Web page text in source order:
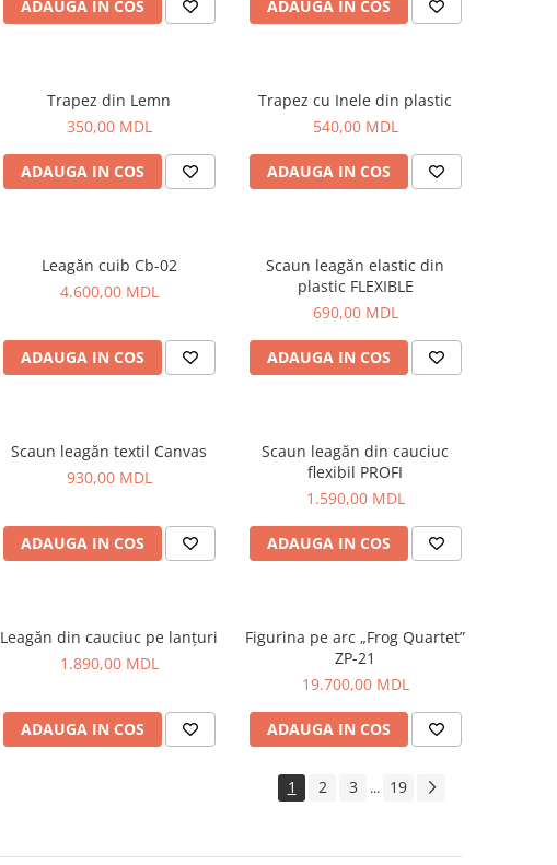
ADAUGA IN COS ADAUGA IN COS
Trapez din Lemn
350,00 MDL
ADAUGA IN COS
Trapez cu Inele din plastic
540,00 MDL
ADAUGA IN COS
Leagăn cuib Cb-02
4.600,00 MDL
ADAUGA IN COS
Scaun leagăn elastic din
plastic FLEXIBLE
690,00 MDL
ADAUGA IN COS
Scaun leagăn textil Canvas
930,00 MDL
ADAUGA IN COS
Scaun leagăn din cauciuc
flexibil PROFI
1.590,00 MDL
ADAUGA IN COS
Leagăn din cauciuc pe lanțuri
1.890,00 MDL
ADAUGA IN COS
Figurina pe arc „Frog Quartet”
ZP-21
19.700,00 MDL
ADAUGA IN COS
1 2 3 ... 19